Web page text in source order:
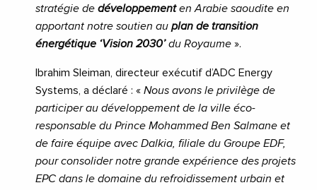
stratégie de développementen Arabie saoudite en
apportant notre soutien au plan de transition
énergétique ‘Vision 2030’du Royaume ».
Ibrahim Sleiman, directeur exécutif d’ADC Energy
Systems, a déclaré : « Nous avons le privilège de
participer au développement de la ville éco-
responsable du Prince Mohammed Ben Salmane et
de faire équipe avec Dalkia, filiale du Groupe EDF,
pour consolider notre grande expérience des projets
EPC dans le domaine du refroidissement urbain et